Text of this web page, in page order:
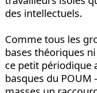
des intellectuels.
Comme tous les
bases théoriques
ce petit périodique
basques du